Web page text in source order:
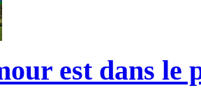
est dans le